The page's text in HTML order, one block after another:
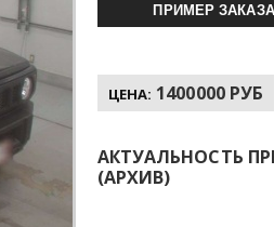
ПРИМЕР
ЦЕНА: 1400000 РУБ
АКТУАЛЬНОСТЬ
(АРХИВ)